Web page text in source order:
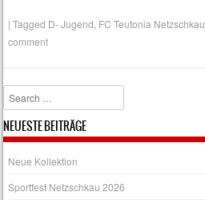
|Tagged D- Jugend FC Teutonia Netzschkau
comment
Search
NEUESTE BEITRÄGE
Neue Kollektion
Sportfest Netzschkau 2026